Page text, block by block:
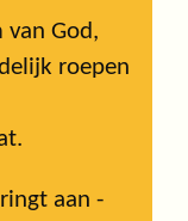
van God,
roepen
aan -